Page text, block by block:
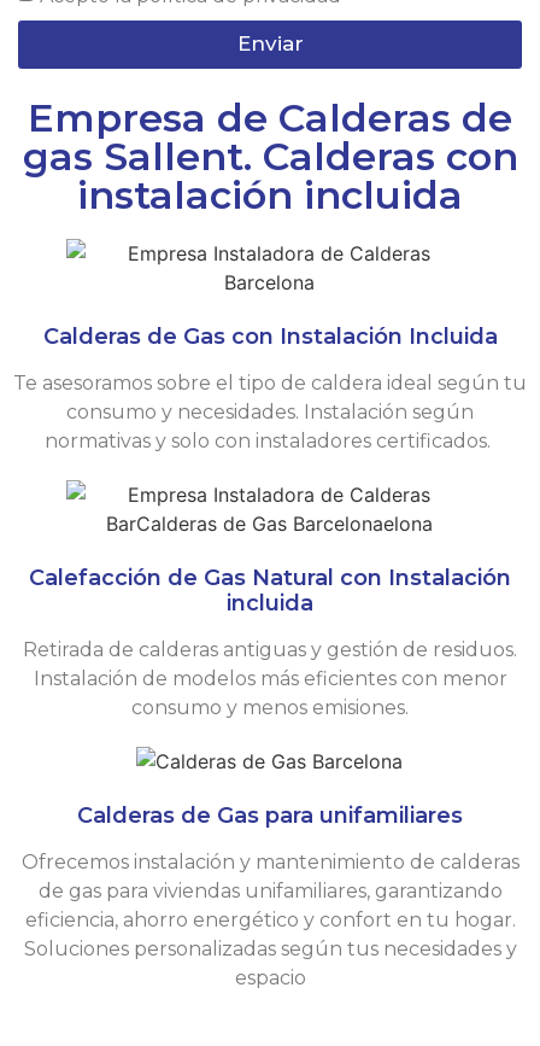
Enviar
Empresa de Calderas de
gas Sallent. Calderas con
instalación incluida
Calderas de Gas con Instalación Incluida
Te asesoramos sobre el tipo de caldera ideal según tu
consumo y necesidades. Instalación según
normativas y solo con instaladores certificados.
Calefacción de Gas Natural con Instalación
incluida
Retirada de calderas antiguas y gestión de residuos.
Instalación de modelos más eficientes con menor
consumo y menos emisiones.
Calderas de Gas para unifamiliares
Ofrecemos instalación y mantenimiento de calderas
de gas para viviendas unifamiliares, garantizando
eficiencia, ahorro energético y confort en tu hogar.
Soluciones personalizadas según tus necesidades y
espacio